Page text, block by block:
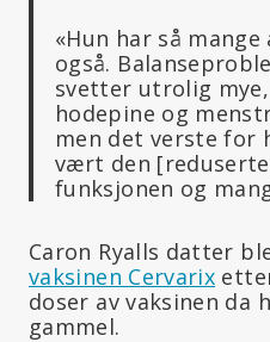
«Hun har så
også.
svetter utrolig
hodepine og
men det verste for
vært den
funksjonen og
Caron Ryalls datter
vaksinen Cervarix
doser av vaksinen da
gammel.